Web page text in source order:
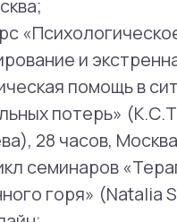
интересов:
и лечение
расстройств,
личности,
дисрегуляцией,
проблемного поведения,
по вопросам детско-
партнерских, семейных
психологическую
пациентов, страдающих